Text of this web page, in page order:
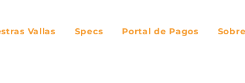
Vallas Specs Portal de Pagos